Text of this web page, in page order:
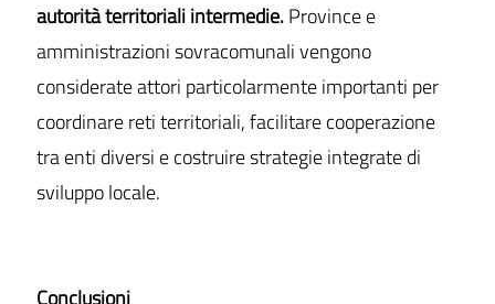
autorità territoriali intermedie.Province e
amministrazioni sovracomunali vengono
considerate attori particolarmente importanti per
coordinare reti territoriali, facilitare cooperazione
tra enti diversi e costruire strategie integrate di
sviluppo locale.
Conclusioni